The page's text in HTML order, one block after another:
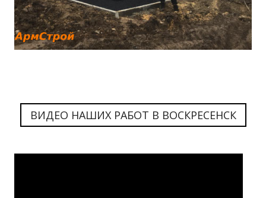
ВИДЕО НАШИХ РАБОТ В ВОСКРЕСЕНСК